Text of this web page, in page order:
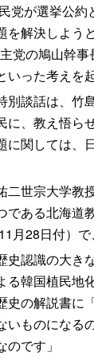
が選挙公
解決しよ
党の鳩山幹
った考え
談話は、竹
、教え悟
関しては
世宗大学教
ある北海
月28日付）
認識の大き
韓国植民
の解説書
ものにな
です」